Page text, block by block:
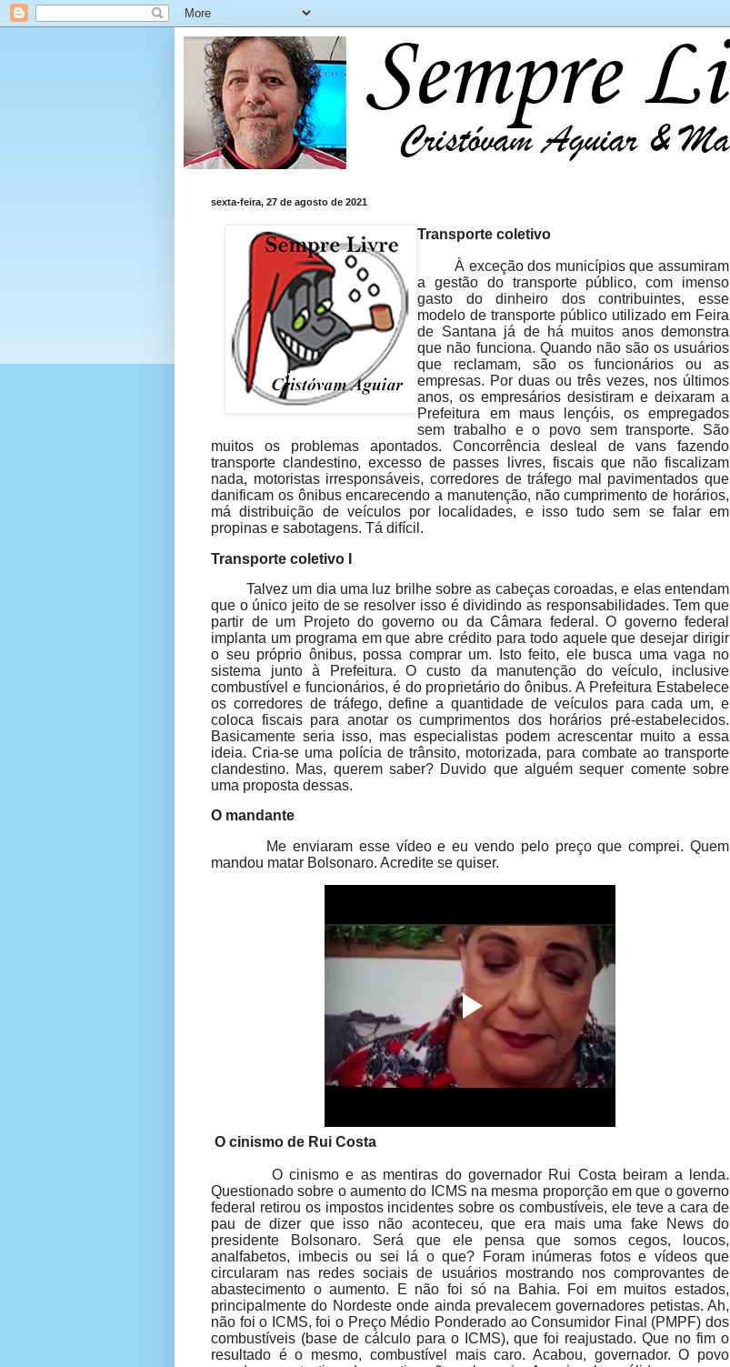
sexta-feira, 27 de agosto de 2021
Transporte coletivo
À exceção dos municípios que assumiram
a gestão do transporte público, com imenso
gasto do dinheiro dos contribuintes, esse
modelo de transporte público utilizado em Feira
de Santana já de há muitos anos demonstra
que não funciona. Quando não são os usuários
que reclamam, são os funcionários ou as
empresas. Por duas ou três vezes, nos últimos
anos, os empresários desistiram e deixaram a
Prefeitura em maus lençóis, os empregados
sem trabalho e o povo sem transporte. São
muitos os problemas apontados. Concorrência desleal de vans fazendo
transporte clandestino, excesso de passes livres, fiscais que não fiscalizam
nada, motoristas irresponsáveis, corredores de tráfego mal pavimentados que
danificam os ônibus encarecendo a manutenção, não cumprimento de horários,
má distribuição de veículos por localidades, e isso tudo sem se falar em
propinas e sabotagens. Tá difícil.
Transporte coletivo I
Talvez um dia uma luz brilhe sobre as cabeças coroadas, e elas entendam
que o único jeito de se resolver isso é dividindo as responsabilidades. Tem que
partir de um Projeto do governo ou da Câmara federal. O governo federal
implanta um programa em que abre crédito para todo aquele que desejar dirigir
o seu próprio ônibus, possa comprar um. Isto feito, ele busca uma vaga no
sistema junto à Prefeitura. O custo da manutenção do veículo, inclusive
combustível e funcionários, é do proprietário do ônibus. A Prefeitura Estabelece
os corredores de tráfego, define a quantidade de veículos para cada um, e
coloca fiscais para anotar os cumprimentos dos horários pré-estabelecidos.
Basicamente seria isso, mas especialistas podem acrescentar muito a essa
ideia. Cria-se uma polícia de trânsito, motorizada, para combate ao transporte
clandestino. Mas, querem saber? Duvido que alguém sequer comente sobre
uma proposta dessas.
O mandante
Me enviaram esse vídeo e eu vendo pelo preço que comprei. Quem
mandou matar Bolsonaro. Acredite se quiser.
O cinismo de Rui Costa
O cinismo e as mentiras do governador Rui Costa beiram a lenda.
Questionado sobre o aumento do ICMS na mesma proporção em que o governo
federal retirou os impostos incidentes sobre os combustíveis, ele teve a cara de
pau de dizer que isso não aconteceu, que era mais uma fake News do
presidente Bolsonaro. Será que ele pensa que somos cegos, loucos,
analfabetos, imbecis ou sei lá o que? Foram inúmeras fotos e vídeos que
circularam nas redes sociais de usuários mostrando nos comprovantes de
abastecimento o aumento. E não foi só na Bahia. Foi em muitos estados,
principalmente do Nordeste onde ainda prevalecem governadores petistas. Ah,
não foi o ICMS, foi o Preço Médio Ponderado ao Consumidor Final (PMPF) dos
combustíveis (base de cálculo para o ICMS), que foi reajustado. Que no fim o
resultado é o mesmo, combustível mais caro. Acabou, governador. O povo